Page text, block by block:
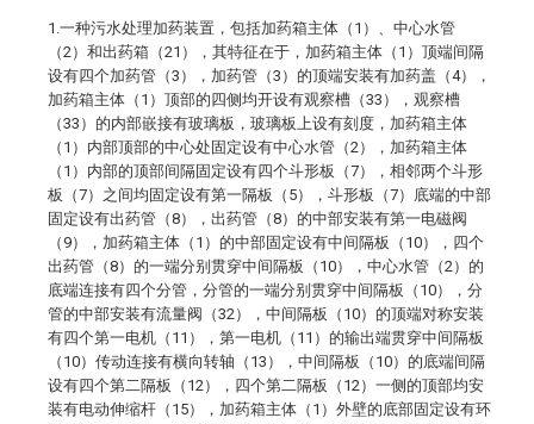
1.一种污水处理加药装置，包括加药箱主体（1）、中心水管
（2）和出药箱（21），其特征在于，加药箱主体（1）顶端间隔
设有四个加药管（3），加药管（3）的顶端安装有加药盖（4），
加药箱主体（1）顶部的四侧均开设有观察槽（33），观察槽
（33）的内部嵌接有玻璃板，玻璃板上设有刻度，加药箱主体
（1）内部顶部的中心处固定设有中心水管（2），加药箱主体
（1）内部的顶部间隔固定设有四个斗形板（7），相邻两个斗形
板（7）之间均固定设有第一隔板（5），斗形板（7）底端的中部
固定设有出药管（8），出药管（8）的中部安装有第一电磁阀
（9），加药箱主体（1）的中部固定设有中间隔板（10），四个
出药管（8）的一端分别贯穿中间隔板（10），中心水管（2）的
底端连接有四个分管，分管的一端分别贯穿中间隔板（10），分
管的中部安装有流量阀（32），中间隔板（10）的顶端对称安装
有四个第一电机（11），第一电机（11）的输出端贯穿中间隔板
（10）传动连接有横向转轴（13），中间隔板（10）的底端间隔
设有四个第二隔板（12），四个第二隔板（12）一侧的顶部均安
装有电动伸缩杆（15），加药箱主体（1）外壁的底部固定设有环